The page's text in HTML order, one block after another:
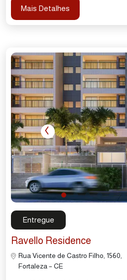
Mais Detalhes
‹
Entregue
Ravello Residence
Rua Vicente de Castro Filho, 1560,
Fortaleza – CE